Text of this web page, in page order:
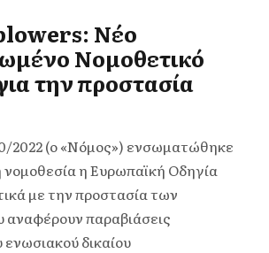
Νέο
Νομοθετικό
την προστασία
2022 (ο «Νόμος») ενσωματώθηκε
νομοθεσία η Ευρωπαϊκή Οδηγία
με την προστασία των
παραβιάσεις
δικαίου